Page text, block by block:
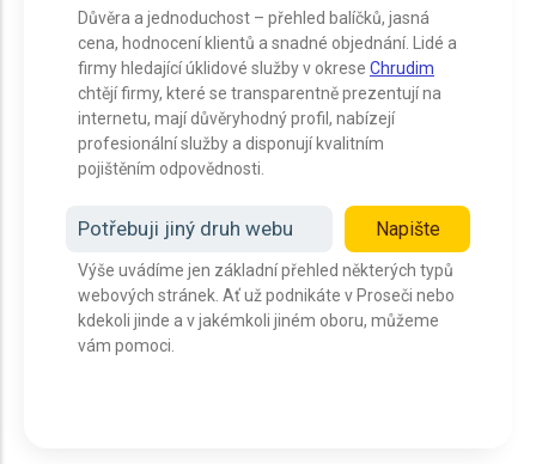
Důvěra a jednoduchost – přehled balíčků, jasná
cena, hodnocení klientů a snadné objednání. Lidé a
firmy hledající úklidové služby v okrese Chrudim
chtějí firmy, které se transparentně prezentují na
internetu, mají důvěryhodný profil, nabízejí
profesionální služby a disponují kvalitním
pojištěním odpovědnosti.
Potřebuji jiný druh webu Napište
Výše uvádíme jen základní přehled některých typů
webových stránek. Ať už podnikáte v Proseči nebo
kdekoli jinde a v jakémkoli jiném oboru, můžeme
vám pomoci.